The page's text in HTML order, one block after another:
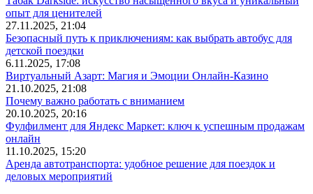
опыт для ценителей
27.11.2025, 21:04
Безопасный путь к приключениям: как выбрать автобус для
детской поездки
6.11.2025, 17:08
Виртуальный Азарт: Магия и Эмоции Онлайн-Казино
21.10.2025, 21:08
Почему важно работать с вниманием
20.10.2025, 20:16
Фулфилмент для Яндекс Маркет: ключ к успешным продажам
онлайн
11.10.2025, 15:20
Аренда автотранспорта: удобное решение для поездок и
деловых мероприятий